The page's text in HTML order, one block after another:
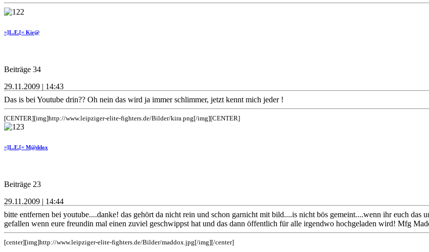
=]L.E.[= Kir@
Beiträge 34
29.11.2009 | 14:43
Das is bei Youtube drin?? Oh nein das wird ja immer schlimmer, jetzt kennt mich jeder !
[CENTER][img]http://www.leipziger-elite-fighters.de/Bilder/kira.png[/img][CENTER]
=]L.E.[= M@ddox
Beiträge 23
29.11.2009 | 14:44
bitte entfernen bei youtube....danke! das gehört da nicht rein und schon garnicht mit bild....is nicht bös gemeint....wenn ihr euch das
gefallen wenn eure freundin mal einen zuviel geschwippst hat und das dann öffentlich für alle irgendwo hochgeladen wird! Mfg
[center][img]http://www.leipziger-elite-fighters.de/Bilder/maddox.jpg[/img][/center]